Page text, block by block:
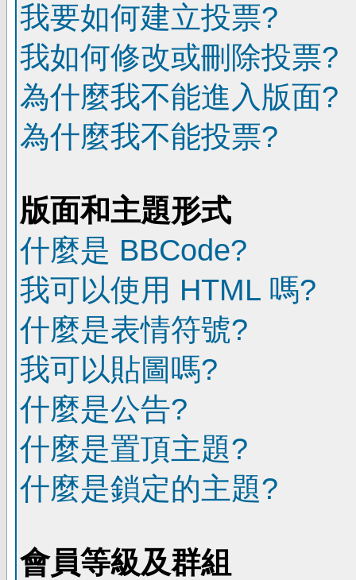
我要如何建立投票?
我如何修改或刪除投票?
為什麼我不能進入版面?
為什麼我不能投票?
版面和主題形式
什麼是 BBCode?
我可以使用 HTML 嗎?
什麼是表情符號?
我可以貼圖嗎?
什麼是公告?
什麼是置頂主題?
什麼是鎖定的主題?
會員等級及群組